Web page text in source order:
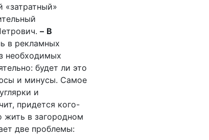
«затратный»
– В
в рекламных
необходимых
будет ли это
и минусы. Самое
и
придется кого-
жить в загородном
две проблемы: